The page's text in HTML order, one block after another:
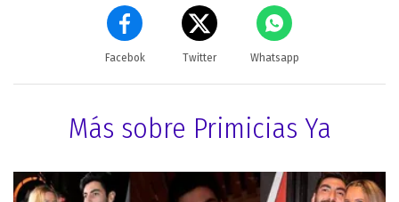
Facebok Twitter Whatsapp
Más sobre Primicias Ya